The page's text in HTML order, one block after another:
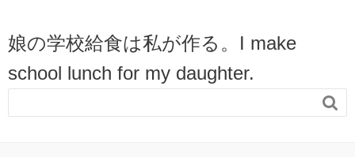
娘の学校給食は私が作る。I make
school lunch for my daughter.
